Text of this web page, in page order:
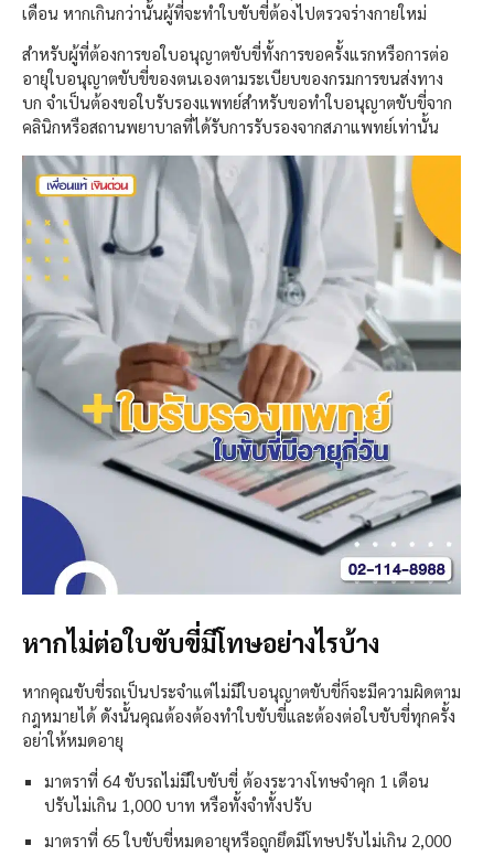
เดือน หากเกินกว่านั้นผู้ที่จะทำใบขับขี่ต้องไปตรวจร่างกายใหม่
สำหรับผู้ที่ต้องการขอใบอนุญาตขับขี่ทั้งการขอครั้งแรกหรือการต่อ
อายุใบอนุญาตขับขี่ของตนเองตามระเบียบของกรมการขนส่งทาง
บก จำเป็นต้องขอใบรับรองแพทย์สำหรับขอทำใบอนุญาตขับขี่จาก
คลินิกหรือสถานพยาบาลที่ได้รับการรับรองจากสภาแพทย์เท่านั้น
หากไม่ต่อใบขับขี่มีโทษอย่างไรบ้าง
หากคุณขับขี่รถเป็นประจำแต่ไม่มีใบอนุญาตขับขี่ก็จะมีความผิดตาม
กฎหมายได้ ดังนั้นคุณต้องต้องทำใบขับขี่และต้องต่อใบขับขี่ทุกครั้ง
อย่าให้หมดอายุ
มาตราที่ 64 ขับรถไม่มีใบขับขี่ ต้องระวางโทษจำคุก 1 เดือน
ปรับไม่เกิน 1,000 บาท หรือทั้งจำทั้งปรับ
มาตราที่ 65 ใบขับขี่หมดอายุหรือถูกยึดมีโทษปรับไม่เกิน 2,000